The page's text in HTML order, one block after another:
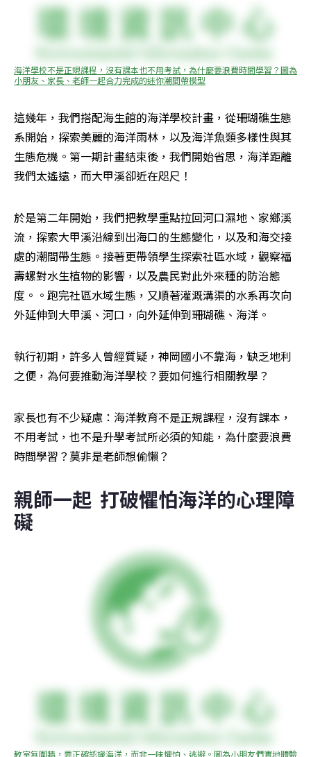
海洋學校不是正規課程，沒有課本也不用考試，為什麼要浪費時間學習？圖為
小朋友、家長、老師一起合力完成的迷你潮間帶模型
這幾年，我們搭配海生館的海洋學校計畫，從珊瑚礁生態
系開始，探索美麗的海洋雨林，以及海洋魚類多樣性與其
生態危機。第一期計畫結束後，我們開始省思，海洋距離
我們太遙遠，而大甲溪卻近在咫尺！
於是第二年開始，我們把教學重點拉回河口濕地、家鄉溪
流，探索大甲溪沿線到出海口的生態變化，以及和海交接
處的潮間帶生態。接著更帶領學生探索社區水域，觀察福
壽螺對水生植物的影響，以及農民對此外來種的防治態
度。。跑完社區水域生態，又順著灌溉溝渠的水系再次向
外延伸到大甲溪、河口，向外延伸到珊瑚礁、海洋。
執行初期，許多人曾經質疑，神岡國小不靠海，缺乏地利
之便，為何要推動海洋學校？要如何進行相關教學？
家長也有不少疑慮：海洋教育不是正規課程，沒有課本，
不用考試，也不是升學考試所必須的知能，為什麼要浪費
時間學習？莫非是老師想偷懶？
親師一起  打破懼怕海洋的心理障
礙
教室無圍牆，要正確認識海洋，而非一味懼怕、逃避。圖為小朋友們實地體驗